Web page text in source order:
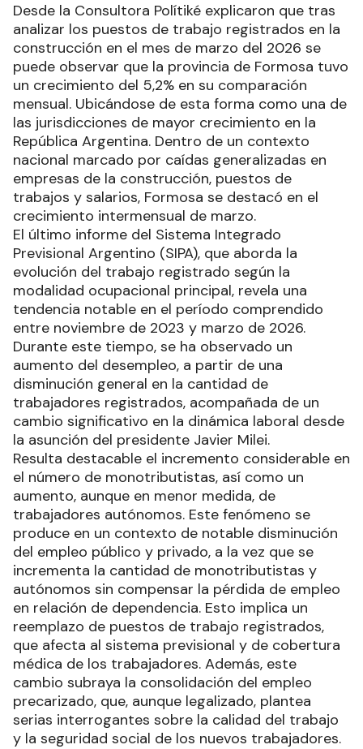
Desde la Consultora Polítiké explicaron que tras
analizar los puestos de trabajo registrados en la
construcción en el mes de marzo del 2026 se
puede observar que la provincia de Formosa tuvo
un crecimiento del 5,2% en su comparación
mensual. Ubicándose de esta forma como una de
las jurisdicciones de mayor crecimiento en la
República Argentina. Dentro de un contexto
nacional marcado por caídas generalizadas en
empresas de la construcción, puestos de
trabajos y salarios, Formosa se destacó en el
crecimiento intermensual de marzo.
El último informe del Sistema Integrado
Previsional Argentino (SIPA), que aborda la
evolución del trabajo registrado según la
modalidad ocupacional principal, revela una
tendencia notable en el período comprendido
entre noviembre de 2023 y marzo de 2026.
Durante este tiempo, se ha observado un
aumento del desempleo, a partir de una
disminución general en la cantidad de
trabajadores registrados, acompañada de un
cambio significativo en la dinámica laboral desde
la asunción del presidente Javier Milei.
Resulta destacable el incremento considerable en
el número de monotributistas, así como un
aumento, aunque en menor medida, de
trabajadores autónomos. Este fenómeno se
produce en un contexto de notable disminución
del empleo público y privado, a la vez que se
incrementa la cantidad de monotributistas y
autónomos sin compensar la pérdida de empleo
en relación de dependencia. Esto implica un
reemplazo de puestos de trabajo registrados,
que afecta al sistema previsional y de cobertura
médica de los trabajadores. Además, este
cambio subraya la consolidación del empleo
precarizado, que, aunque legalizado, plantea
serias interrogantes sobre la calidad del trabajo
y la seguridad social de los nuevos trabajadores.